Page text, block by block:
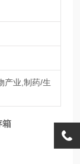
产业,制药/生
箱